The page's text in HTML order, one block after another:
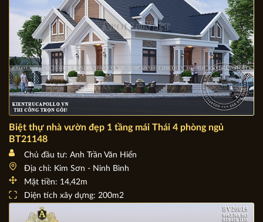
Biệt thự nhà vườn đẹp 1 tầng mái Thái 4 phòng ngủ
BT21148
Chủ đầu tư: Anh Trần Văn Hiển
Địa chỉ: Kim Sơn - Ninh Bình